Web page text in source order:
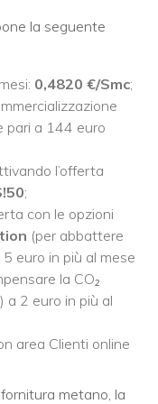
la seguente
0,4820 €/Smc;
pari a 144 euro
l’offerta
;
con le opzioni
(per abbattere
euro in più al mese
la CO₂
a 2 euro in più al
area Clienti online
metano, la